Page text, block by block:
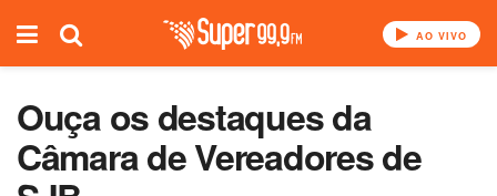
AO VIVO
Ouça os destaques da
Câmara de Vereadores de